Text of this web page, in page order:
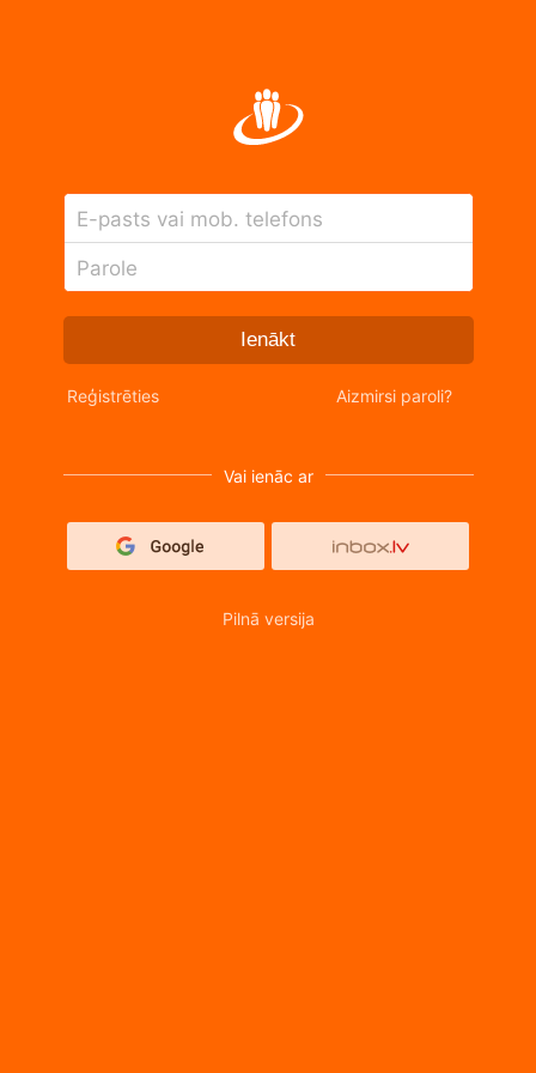
E-pasts vai mob. telefons
Parole
Ienākt
Reģistrēties Aizmirsi paroli?
Vai ienāc ar
Pilnā versija